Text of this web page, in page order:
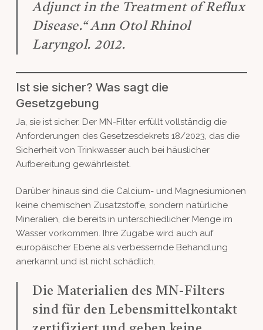
Adjunct in the Treatment of Reflux
Disease.“ Ann Otol Rhinol
Laryngol. 2012.
Ist sie sicher? Was sagt die
Gesetzgebung
Ja, sie ist sicher. Der MN-Filter erfüllt vollständig die
Anforderungen des Gesetzesdekrets 18/2023, das die
Sicherheit von Trinkwasser auch bei häuslicher
Aufbereitung gewährleistet.
Darüber hinaus sind die Calcium- und Magnesiumionen
keine chemischen Zusatzstoffe, sondern natürliche
Mineralien, die bereits in unterschiedlicher Menge im
Wasser vorkommen. Ihre Zugabe wird auch auf
europäischer Ebene als verbessernde Behandlung
anerkannt und ist nicht schädlich.
Die Materialien des MN-Filters
sind für den Lebensmittelkontakt